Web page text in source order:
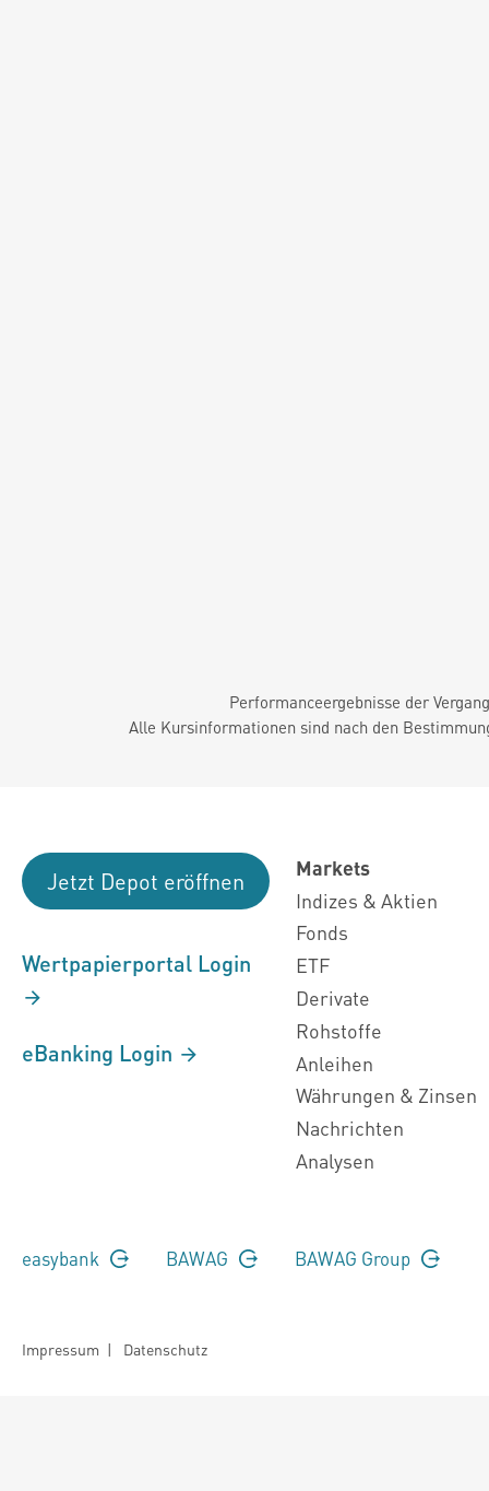
Performanceergebnisse der
Alle Kursinformationen sind nach den
Jetzt Depot eröffnen
Wertpapierportal Login
eBanking Login
Markets
Indizes & Aktien
Fonds
ETF
Derivate
Rohstoffe
Anleihen
Währungen & Zinsen
Nachrichten
Analysen
easybank BAWAG BAWAG Group
Impressum | Datenschutz